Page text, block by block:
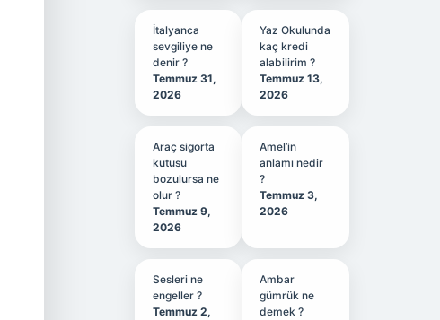
İtalyanca
sevgiliye ne
denir ?
Temmuz 31,
2026
Yaz Okulunda
kaç kredi
alabilirim ?
Temmuz 13,
2026
Araç sigorta
kutusu
bozulursa ne
olur ?
Temmuz 9,
2026
Amel’in
anlamı nedir
?
Temmuz 3,
2026
Sesleri ne
engeller ?
Temmuz 2,
Ambar
gümrük ne
demek ?